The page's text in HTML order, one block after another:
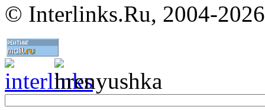
© Interlinks.Ru, 2004-2026